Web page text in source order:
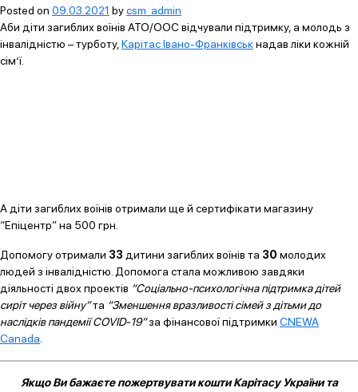
Posted on 09.03.2021 bycsm_admin
Аби діти загиблих воїнів АТО/ООС відчували підтримку, а молодь з
інвалідністю – турботу, Карітас Івано-Франківськнадав ліки кожній
сім’ї.
А діти загиблих воїнів отримали ще й сертифікати магазину
“Епіцентр” на 500 грн.
Допомогу отримали 33 дитини загиблих воїнів та 30 молодих
людей з інвалідністю. Допомога стала можливою завдяки
діяльності двох проектів “Соціально-психологічна підтримка дітей
сиріт через війну”та “Зменшення вразливості сімей з дітьми до
наслідків пандемії COVID-19”за фінансової підтримки CNEWA
Canada
Якщо Ви бажаєте пожертвувати кошти Карітасу України та